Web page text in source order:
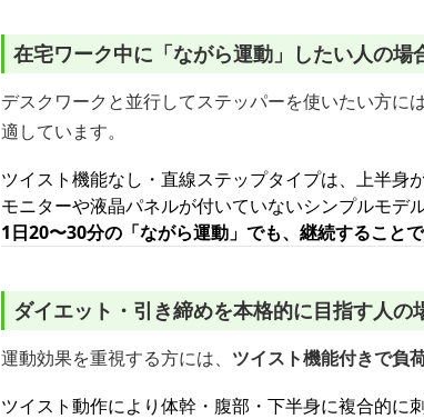
在宅ワーク中に「ながら運動」したい人の場
デスクワークと並行してステッパーを使いたい方には
適しています。
ツイスト機能なし・直線ステップタイプは、上半身
モニターや液晶パネルが付いていないシンプルモデ
1日20〜30分の「ながら運動」でも、継続すること
ダイエット・引き締めを本格的に目指す人の
運動効果を重視する方には、 ツイスト機能付きで負
ツイスト動作により体幹・腹部・下半身に複合的に